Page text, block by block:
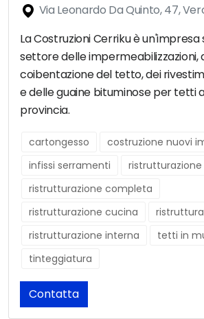
Via Leonardo Da Quinto, 47,
La Costruzioni Cerriku è
settore delle impermeabilizzazioni,
coibentazione del tetto, dei
e delle guaine bituminose per tetti
provincia.
cartongesso
costruzione nuovi
infissi serramenti
ristrutturazione completa
ristrutturazione cucina
ristrutturazione interna
tetti in
tinteggiatura
Contatta